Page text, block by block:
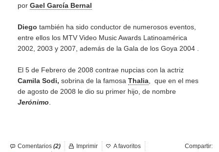
por Gael García Bernal
Diego también ha sido conductor de numerosos eventos,
entre ellos los MTV Video Music Awards Latinoamérica
2002, 2003 y 2007, además de la Gala de los Goya 2004 .
El 5 de Febrero de 2008 contrae nupcias con la actriz
Camila Sodi, sobrina de la famosa Thalia , que en el mes
de agosto de 2008 le dio su primer hijo, de nombre
Jerónimo
Comentarios (2) Compartir:
Imprimir
A favoritos